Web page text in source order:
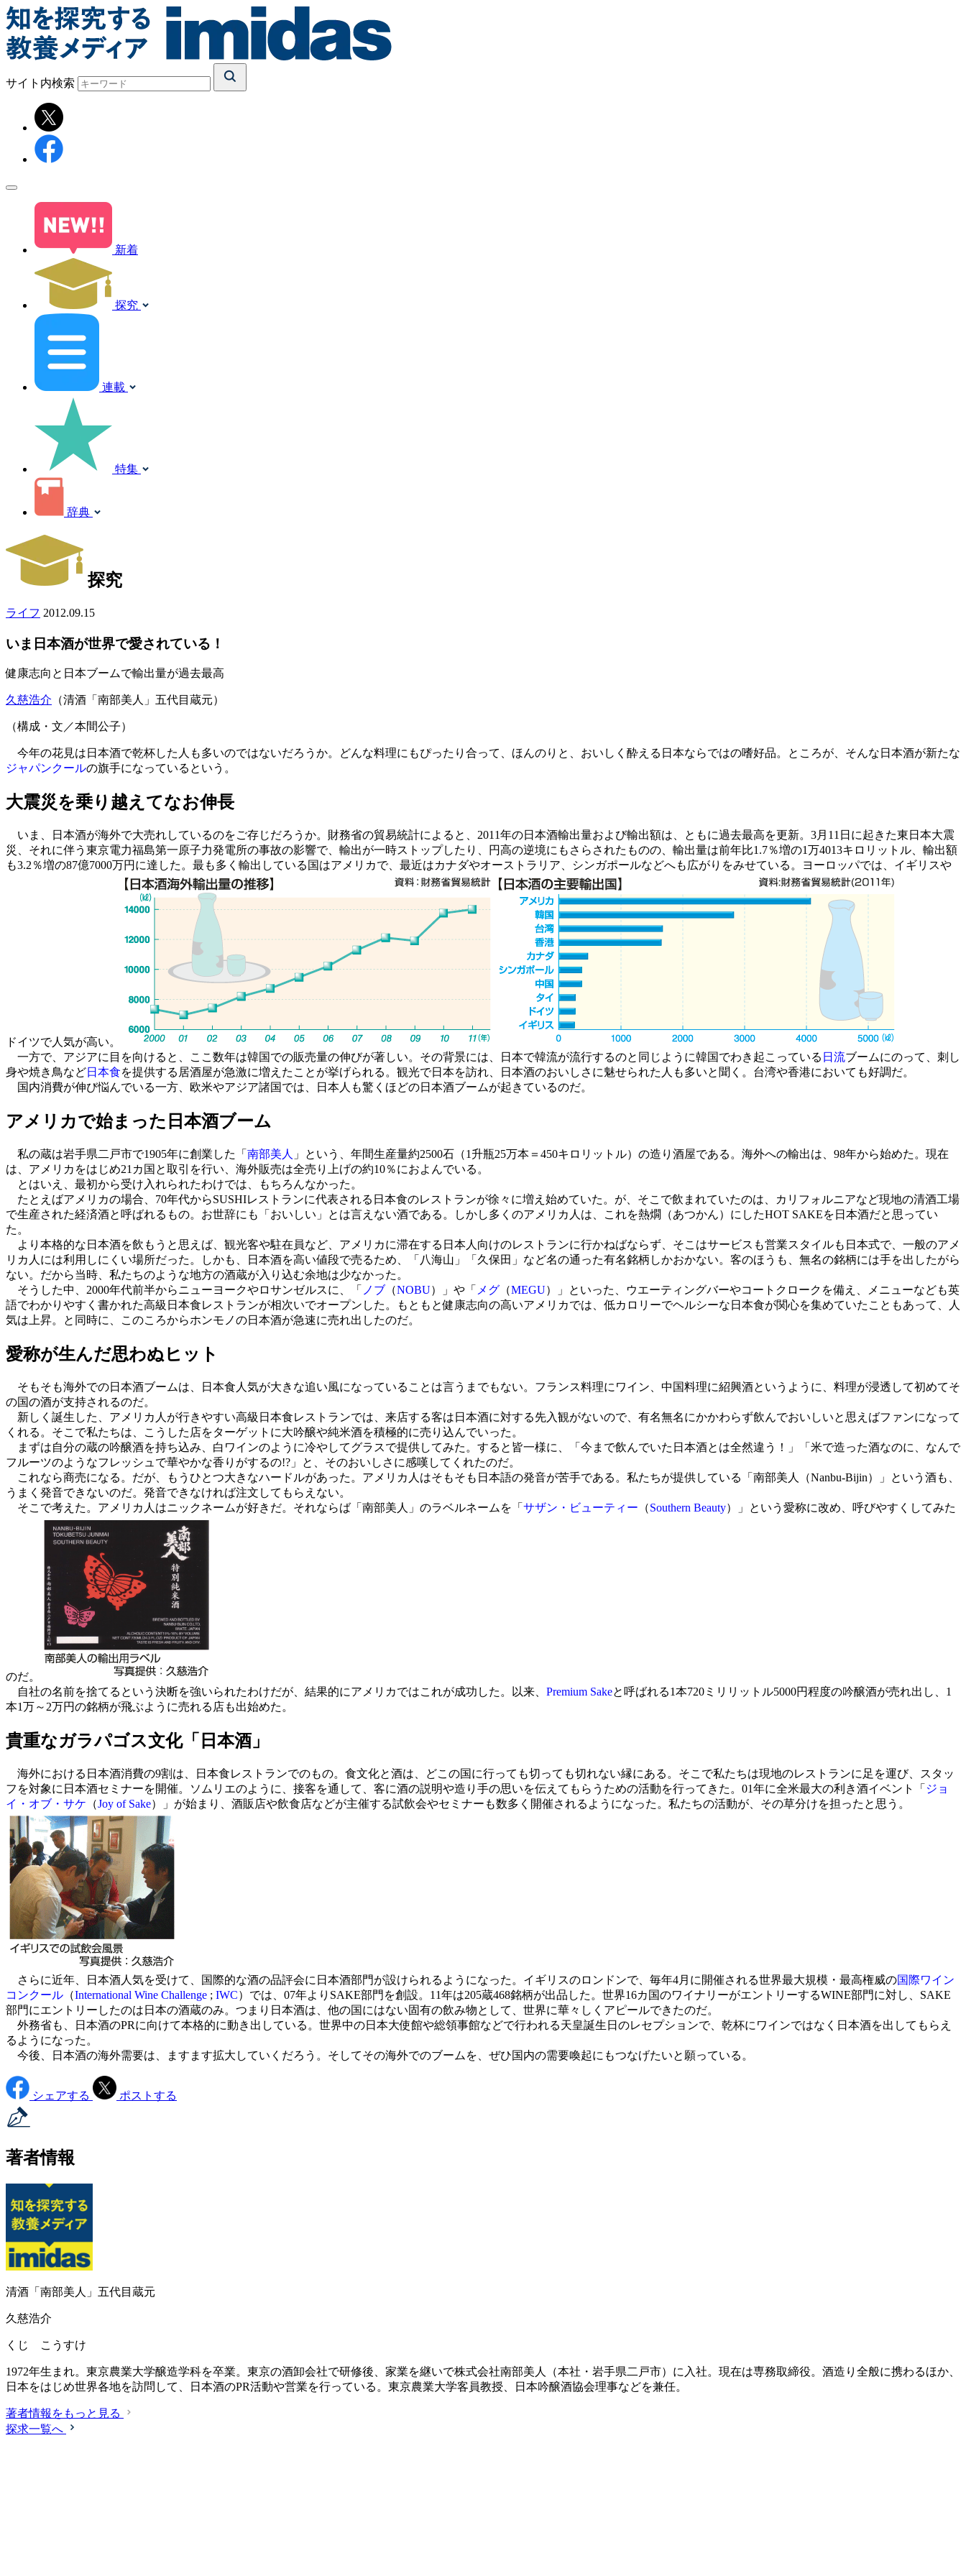
サイト内検索
新着
探究
連載
特集
辞典
探究
ライフ 2012.09.15
いま日本酒が世界で愛されている！
健康志向と日本ブームで輸出量が過去最高
久慈浩介 （清酒「南部美人」五代目蔵元）
（構成・文／本間公子）
今年の花見は日本酒で乾杯した人も多いのではないだろうか。どんな料理にもぴったり合って、ほんのりと、おいしく酔える日本ならではの嗜好品。ところが、そんな日本酒が新たな
ジャパンクールの旗手になっているという。
大震災を乗り越えてなお伸長
いま、日本酒が海外で大売れしているのをご存じだろうか。財務省の貿易統計によると、2011年の日本酒輸出量および輸出額は、ともに過去最高を更新。3月11日に起きた東日本大震
災、それに伴う東京電力福島第一原子力発電所の事故の影響で、輸出が一時ストップしたり、円高の逆境にもさらされたものの、輸出量は前年比1.7％増の1万4013キロリットル、輸出額
も3.2％増の87億7000万円に達した。最も多く輸出している国はアメリカで、最近はカナダやオーストラリア、シンガポールなどへも広がりをみせている。ヨーロッパでは、イギリスや
ドイツで人気が高い。
一方で、アジアに目を向けると、ここ数年は韓国での販売量の伸びが著しい。その背景には、日本で韓流が流行するのと同じように韓国でわき起こっている 日流ブームにのって、刺し
身や焼き鳥など日本食を提供する居酒屋が急激に増えたことが挙げられる。観光で日本を訪れ、日本酒のおいしさに魅せられた人も多いと聞く。台湾や香港においても好調だ。
国内消費が伸び悩んでいる一方、欧米やアジア諸国では、日本人も驚くほどの日本酒ブームが起きているのだ。
アメリカで始まった日本酒ブーム
私の蔵は岩手県二戸市で1905年に創業した「 南部美人 」という、年間生産量約2500石（1升瓶25万本＝450キロリットル）の造り酒屋である。海外への輸出は、98年から始めた。現在
は、アメリカをはじめ21カ国と取引を行い、海外販売は全売り上げの約10％におよんでいる。
とはいえ、最初から受け入れられたわけでは、もちろんなかった。
たとえばアメリカの場合、70年代からSUSHIレストランに代表される日本食のレストランが徐々に増え始めていた。が、そこで飲まれていたのは、カリフォルニアなど現地の清酒工場
で生産された経済酒と呼ばれるもの。お世辞にも「おいしい」とは言えない酒である。しかし多くのアメリカ人は、これを熱燗（あつかん）にしたHOT SAKEを日本酒だと思ってい
た。
より本格的な日本酒を飲もうと思えば、観光客や駐在員など、アメリカに滞在する日本人向けのレストランに行かねばならず、そこはサービスも営業スタイルも日本式で、一般のアメ
リカ人には利用しにくい場所だった。しかも、日本酒を高い値段で売るため、「八海山」「久保田」など名の通った有名銘柄しかおかない。客のほうも、無名の銘柄には手を出したがら
ない。だから当時、私たちのような地方の酒蔵が入り込む余地は少なかった。
そうした中、2000年代前半からニューヨークやロサンゼルスに、「 ノブ （NOBU）」や「 メグ （MEGU）」といった、ウエーティングバーやコートクロークを備え、メニューなども英
語でわかりやすく書かれた高級日本食レストランが相次いでオープンした。もともと健康志向の高いアメリカでは、低カロリーでヘルシーな日本食が関心を集めていたこともあって、人
気は上昇。と同時に、このころからホンモノの日本酒が急速に売れ出したのだ。
愛称が生んだ思わぬヒット
そもそも海外での日本酒ブームは、日本食人気が大きな追い風になっていることは言うまでもない。フランス料理にワイン、中国料理に紹興酒というように、料理が浸透して初めてそ
の国の酒が支持されるのだ。
新しく誕生した、アメリカ人が行きやすい高級日本食レストランでは、来店する客は日本酒に対する先入観がないので、有名無名にかかわらず飲んでおいしいと思えばファンになって
くれる。そこで私たちは、こうした店をターゲットに大吟醸や純米酒を積極的に売り込んでいった。
まずは自分の蔵の吟醸酒を持ち込み、白ワインのように冷やしてグラスで提供してみた。すると皆一様に、「今まで飲んでいた日本酒とは全然違う！」「米で造った酒なのに、なんで
フルーツのようなフレッシュで華やかな香りがするの!?」と、そのおいしさに感嘆してくれたのだ。
これなら商売になる。だが、もうひとつ大きなハードルがあった。アメリカ人はそもそも日本語の発音が苦手である。私たちが提供している「南部美人（Nanbu-Bijin）」という酒も、
うまく発音できないのだ。発音できなければ注文してもらえない。
そこで考えた。アメリカ人はニックネームが好きだ。それならば「南部美人」のラベルネームを「 サザン・ビューティー （Southern Beauty）」という愛称に改め、呼びやすくしてみた
のだ。
自社の名前を捨てるという決断を強いられたわけだが、結果的にアメリカではこれが成功した。以来、 Premium Sakeと呼ばれる1本720ミリリットル5000円程度の吟醸酒が売れ出し、1
本1万～2万円の銘柄が飛ぶように売れる店も出始めた。
貴重なガラパゴス文化「日本酒」
海外における日本酒消費の9割は、日本食レストランでのもの。食文化と酒は、どこの国に行っても切っても切れない縁にある。そこで私たちは現地のレストランに足を運び、スタッ
フを対象に日本酒セミナーを開催。ソムリエのように、接客を通して、客に酒の説明や造り手の思いを伝えてもらうための活動を行ってきた。01年に全米最大の利き酒イベント「 ジョ
イ・オブ・サケ （Joy of Sake）」が始まり、酒販店や飲食店などが主催する試飲会やセミナーも数多く開催されるようになった。私たちの活動が、その草分けを担ったと思う。
さらに近年、日本酒人気を受けて、国際的な酒の品評会に日本酒部門が設けられるようになった。イギリスのロンドンで、毎年4月に開催される世界最大規模・最高権威の国際ワイン
コンクール （International Wine Challenge ; IWC）では、07年よりSAKE部門を創設。11年は205蔵468銘柄が出品した。世界16カ国のワイナリーがエントリーするWINE部門に対し、SAKE
部門にエントリーしたのは日本の酒蔵のみ。つまり日本酒は、他の国にはない固有の飲み物として、世界に華々しくアピールできたのだ。
外務省も、日本酒のPRに向けて本格的に動き出している。世界中の日本大使館や総領事館などで行われる天皇誕生日のレセプションで、乾杯にワインではなく日本酒を出してもらえ
るようになった。
今後、日本酒の海外需要は、ますます拡大していくだろう。そしてその海外でのブームを、ぜひ国内の需要喚起にもつなげたいと願っている。
シェアする ポストする
著者情報
清酒「南部美人」五代目蔵元
久慈浩介
くじ こうすけ
1972年生まれ。東京農業大学醸造学科を卒業。東京の酒卸会社で研修後、家業を継いで株式会社南部美人（本社・岩手県二戸市）に入社。現在は専務取締役。酒造り全般に携わるほか、
日本をはじめ世界各地を訪問して、日本酒のPR活動や営業を行っている。東京農業大学客員教授、日本吟醸酒協会理事などを兼任。
著者情報をもっと見る
探求一覧へ